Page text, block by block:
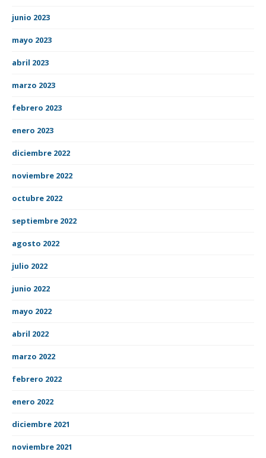
junio 2023
mayo 2023
abril 2023
marzo 2023
febrero 2023
enero 2023
diciembre 2022
noviembre 2022
octubre 2022
septiembre 2022
agosto 2022
julio 2022
junio 2022
mayo 2022
abril 2022
marzo 2022
febrero 2022
enero 2022
diciembre 2021
noviembre 2021